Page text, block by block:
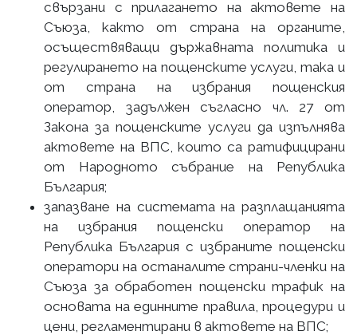
свързани с прилагането на актовете на
Съюза, както от страна на органите,
осъществяващи държавната политика и
регулирането на пощенските услуги, така и
от страна на избрания пощенския
оператор, задължен съгласно чл. 27 от
Закона за пощенските услуги да изпълнява
актовете на ВПС, които са ратифицирани
от Народното събрание на Република
България;
запазване на системата на разплащанията
на избрания пощенски оператор на
Република България с избраните пощенски
оператори на останалите страни-членки на
Съюза за обработен пощенски трафик на
основата на единните правила, процедури и
цени, регламентирани в актовете на ВПС;